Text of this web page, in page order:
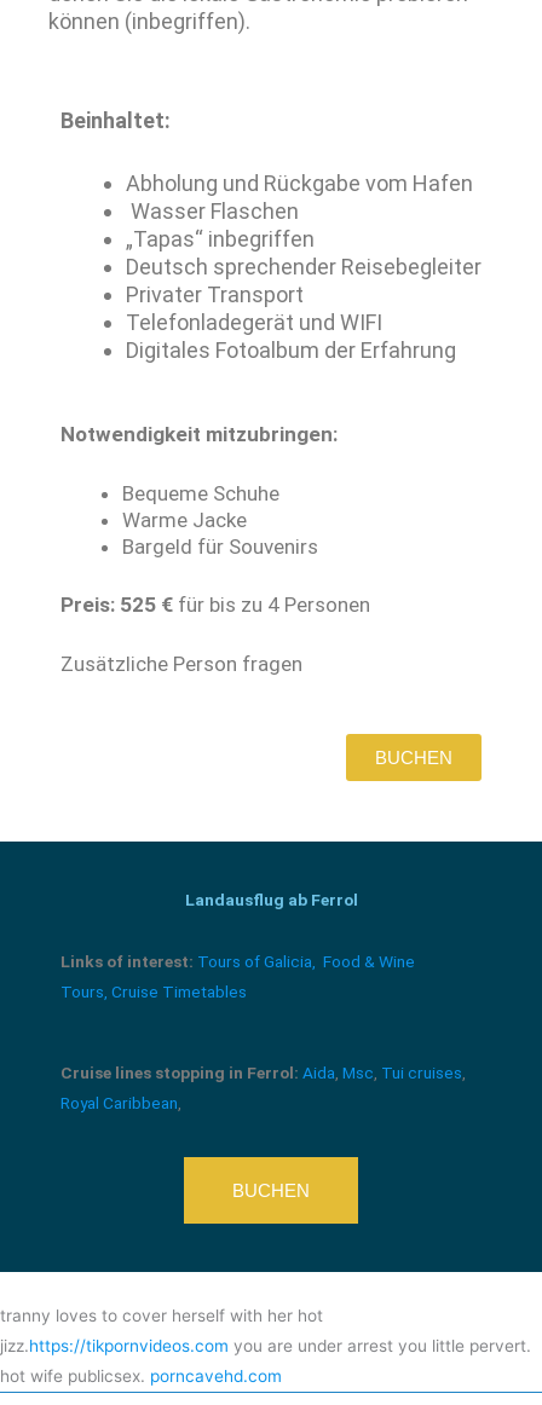
können (inbegriffen).
Beinhaltet:
Abholung und Rückgabe vom Hafen
Wasser Flaschen
„Tapas“ inbegriffen
Deutsch sprechender Reisebegleiter
Privater Transport
Telefonladegerät und WIFI
Digitales Fotoalbum der Erfahrung
Notwendigkeit mitzubringen:
Bequeme Schuhe
Warme Jacke
Bargeld für Souvenirs
Preis: 525 € für bis zu 4 Personen
Zusätzliche Person fragen
BUCHEN
Landausflug ab Ferrol
Links of interest: Tours of Galicia,
Food & Wine
Tours, Cruise Timetables
Cruise lines stopping in Ferrol: Aida Msc Tui cruises
Royal Caribbean
BUCHEN
tranny loves to cover herself with her hot
jizz.https://tikpornvideos.com you are under arrest you little pervert.
hot wife publicsex. porncavehd.com